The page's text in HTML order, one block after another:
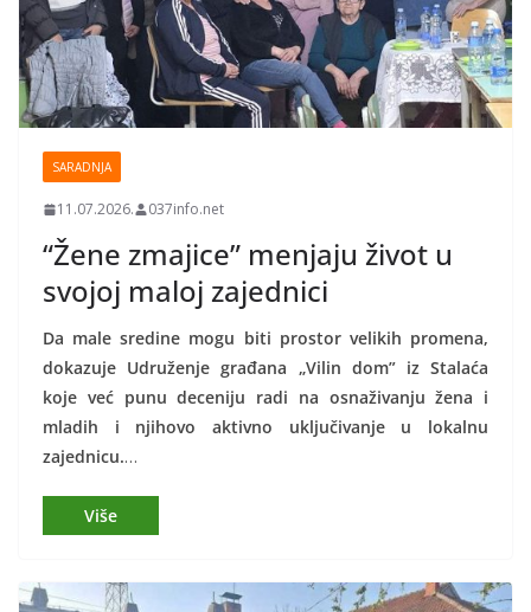
SARADNJA
11.07.2026. 037info.net
“Žene zmajice” menjaju život u
svojoj maloj zajednici
Da male sredine mogu biti prostor velikih promena,
dokazuje Udruženje građana „Vilin dom” iz Stalaća
koje već punu deceniju radi na osnaživanju žena i
mladih i njihovo aktivno uključivanje u lokalnu
zajednicu.…